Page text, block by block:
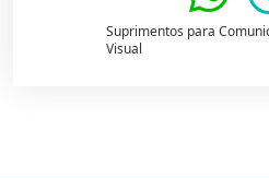
Suprimentos para
Visual